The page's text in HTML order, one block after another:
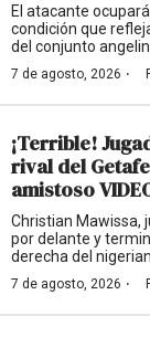
El atacante
condición que
del conjunto
7 de agosto, 2026 ·
¡Terrible!
rival del
amistoso
Christian Mawissa,
por delante y
derecha del
7 de agosto, 2026 ·